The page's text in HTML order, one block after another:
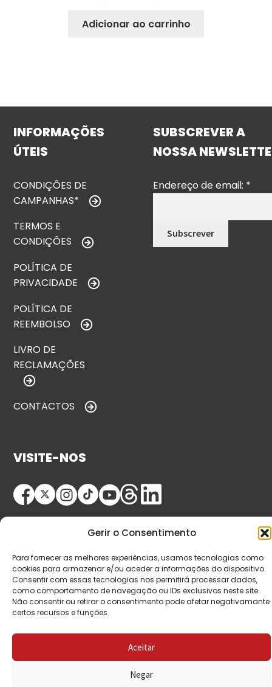
Gerir o Consentimento
Para fornecer as melhores experiências, usamos tecnologias como
cookies para armazenar e/ou aceder a informações do dispositivo.
Consentir com essas tecnologias nos permitirá processar dados,
como comportamento de navegação ou IDs exclusivos neste site.
Não consentir ou retirar o consentimento pode afetar negativamante
certos recursos e funções.
Aceitar
Negar
Adicionar ao carrinho
INFORMAÇÕES
ÚTEIS
CONDIÇÕES DE
CAMPANHAS*
TERMOS E
CONDIÇÕES
POLÍTICA DE
PRIVACIDADE
POLÍTICA DE
REEMBOLSO
LIVRO DE
RECLAMAÇÕES
CONTACTOS
SUBSCREVER A
NOSSA
Endereço de email: *
VISITE-NOS
© Copyright 2026 Saída de Emergência. Todos os
direitos reservados.